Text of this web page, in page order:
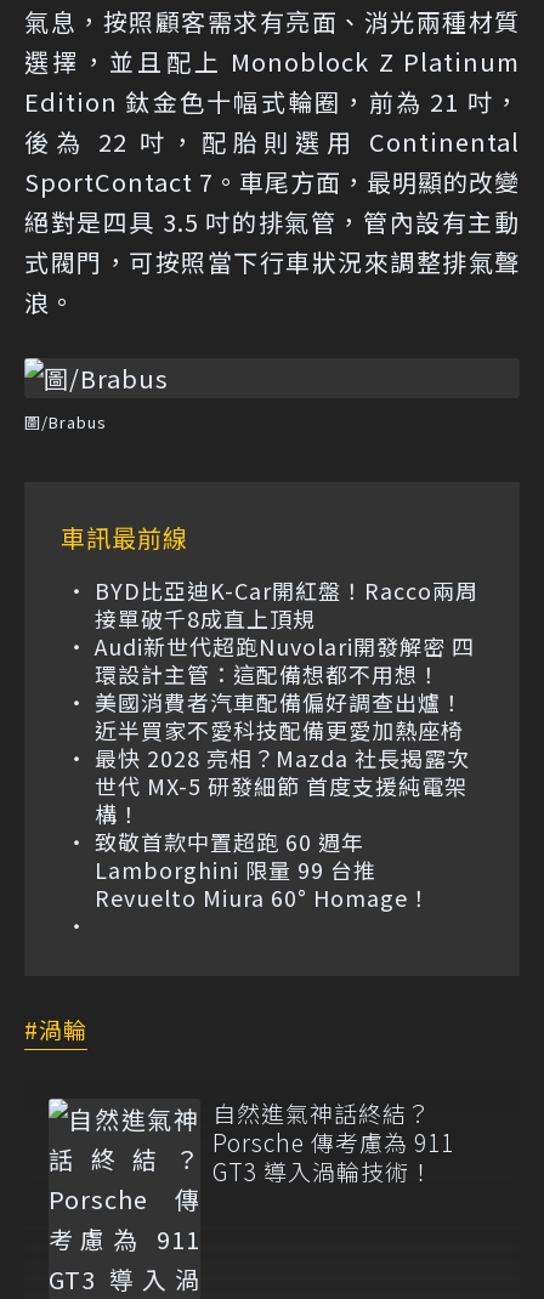
氣息，按照顧客需求有亮面、消光兩種材質
選擇，並且配上 Monoblock Z Platinum
Edition 鈦金色十幅式輪圈，前為 21 吋，
後為 22 吋，配胎則選用 Continental
SportContact 7。車尾方面，最明顯的改變
絕對是四具 3.5 吋的排氣管，管內設有主動
式閥門，可按照當下行車狀況來調整排氣聲
浪。
圖/Brabus
車訊最前線
BYD比亞迪K-Car開紅盤！Racco兩周
接單破千8成直上頂規
Audi新世代超跑Nuvolari開發解密 四
環設計主管：這配備想都不用想！
美國消費者汽車配備偏好調查出爐！
近半買家不愛科技配備更愛加熱座椅
最快 2028 亮相？Mazda 社長揭露次
世代 MX-5 研發細節 首度支援純電架
構！
致敬首款中置超跑 60 週年
Lamborghini 限量 99 台推
Revuelto Miura 60° Homage！
渦輪
自然進氣神話終結？
Porsche 傳考慮為 911
GT3 導入渦輪技術！